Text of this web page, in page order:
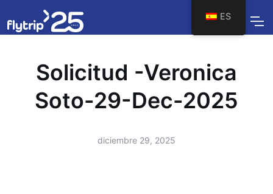
Solicitud -Veronica
Soto-29-Dec-2025
diciembre 29, 2025
ES